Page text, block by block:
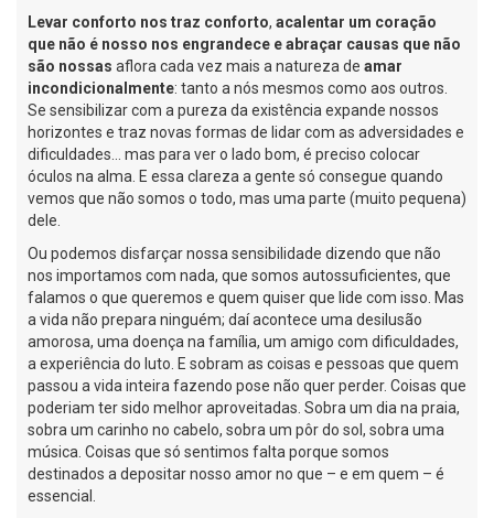
Levar conforto nos traz conforto, acalentar um coração
que não é nosso nos engrandece e abraçar causas que não
são nossas aflora cada vez mais a natureza de amar
incondicionalmente: tanto a nós mesmos como aos outros.
Se sensibilizar com a pureza da existência expande nossos
horizontes e traz novas formas de lidar com as adversidades e
dificuldades… mas para ver o lado bom, é preciso colocar
óculos na alma. E essa clareza a gente só consegue quando
vemos que não somos o todo, mas uma parte (muito pequena)
dele.
Ou podemos disfarçar nossa sensibilidade dizendo que não
nos importamos com nada, que somos autossuficientes, que
falamos o que queremos e quem quiser que lide com isso. Mas
a vida não prepara ninguém; daí acontece uma desilusão
amorosa, uma doença na família, um amigo com dificuldades,
a experiência do luto. E sobram as coisas e pessoas que quem
passou a vida inteira fazendo pose não quer perder. Coisas que
poderiam ter sido melhor aproveitadas. Sobra um dia na praia,
sobra um carinho no cabelo, sobra um pôr do sol, sobra uma
música. Coisas que só sentimos falta porque somos
destinados a depositar nosso amor no que – e em quem – é
essencial.